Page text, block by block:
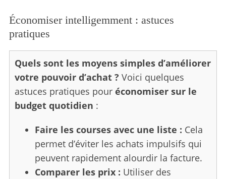
Économiser intelligemment : astuces
pratiques
Quels sont les moyens simples d’améliorer
votre pouvoir d’achat ? Voici quelques
astuces pratiques pour économiser sur le
budget quotidien :
Faire les courses avec une liste : Cela
permet d’éviter les achats impulsifs qui
peuvent rapidement alourdir la facture.
Comparer les prix : Utiliser des
S